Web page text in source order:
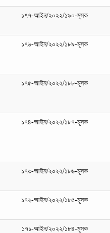
১৭৭-আইন/২০২২/১৯০-মূসক
১৭৬-আইন/২০২২/১৮৯-মূসক
১৭৫-আইন/২০২২/১৮৮-মূসক
১৭৪-আইন/২০২২/১৮৭-মূসক
১৭৩-আইন/২০২২/১৮৬-মূসক
১৭২-আইন/২০২২/১৮৫-মূসক
১৭১-আইন/২০২২/১৮৪-মূসক